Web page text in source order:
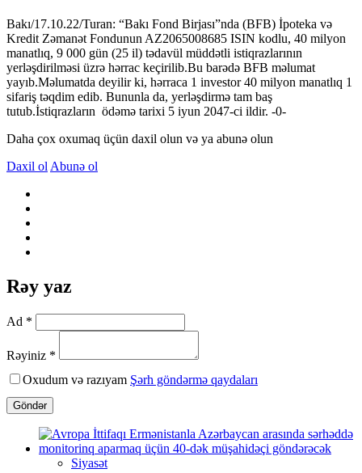
Bakı/17.10.22/Turan: “Bakı Fond Birjası”nda (BFB) İpoteka və
Kredit Zəmanət Fondunun AZ2065008685 ISIN kodlu, 40 milyon
manatlıq, 9 000 gün (25 il) tədavül müddətli istiqrazlarının
yerləşdirilməsi üzrə hərrac keçirilib.Bu barədə BFB məlumat
yayıb.Məlumatda deyilir ki, hərraca 1 investor 40 milyon manatlıq 1
sifariş təqdim edib. Bununla da, yerləşdirmə tam baş
tutub.İstiqrazların ödəmə tarixi 5 iyun 2047-ci ildir. -0-
Daha çox oxumaq üçün daxil olun və ya abunə olun
Daxil ol Abunə ol
Rəy yaz
Ad *
Rəyiniz *
Oxudum və razıyam Şərh göndərmə qaydaları
Göndər
Siyasət